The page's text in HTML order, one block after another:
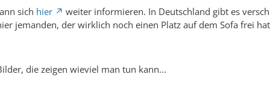
sich hier
weiter informieren. In Deutschland gibt es
jemanden, der wirklich noch einen Platz auf dem Sofa frei
die zeigen wieviel man tun kann...